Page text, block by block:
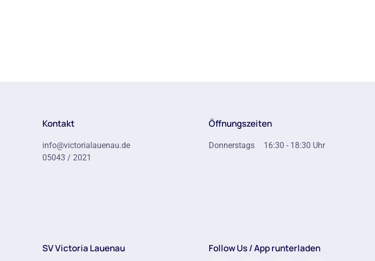
Kontakt
info@victorialauenau.de
05043 / 2021
Öffnungszeiten
Donnerstags 16:30 - 18:30 Uhr
SV Victoria Lauenau Follow Us / App runterladen